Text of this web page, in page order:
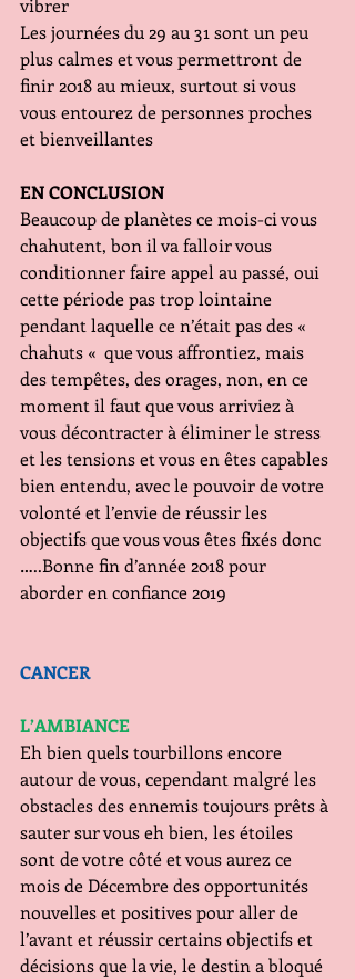
vibrer
Les journées du 29 au 31 sont un peu
plus calmes et vous permettront de
finir 2018 au mieux, surtout si vous
vous entourez de personnes proches
et bienveillantes
EN CONCLUSION
Beaucoup de planètes ce mois-ci vous
chahutent, bon il va falloir vous
conditionner faire appel au passé, oui
cette période pas trop lointaine
pendant laquelle ce n’était pas des «
chahuts «  que vous affrontiez, mais
des tempêtes, des orages, non, en ce
moment il faut que vous arriviez à
vous décontracter à éliminer le stress
et les tensions et vous en êtes capables
bien entendu, avec le pouvoir de votre
volonté et l’envie de réussir les
objectifs que vous vous êtes fixés donc
…..Bonne fin d’année 2018 pour
aborder en confiance 2019
CANCER
L’AMBIANCE
Eh bien quels tourbillons encore
autour de vous, cependant malgré les
obstacles des ennemis toujours prêts à
sauter sur vous eh bien, les étoiles
sont de votre côté et vous aurez ce
mois de Décembre des opportunités
nouvelles et positives pour aller de
l’avant et réussir certains objectifs et
décisions que la vie, le destin a bloqué